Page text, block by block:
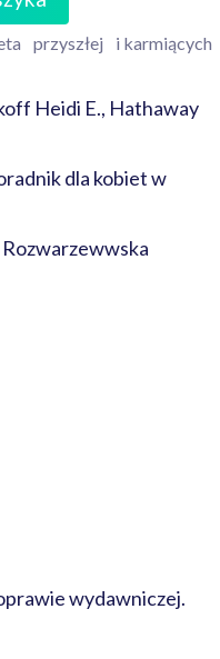
przyszłej i karmiących
Heidi E., Hathaway
dla kobiet w
Rozwarzewwska
wydawniczej.